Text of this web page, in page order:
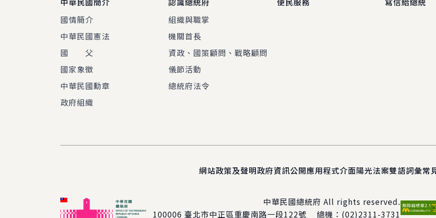
國情簡介
中華民國憲法
國 父
國家象徵
中華民國勳章
政府組織
組織與職掌
機關首長
資政、國策顧問、戰略顧問
儀節活動
總統府法令
網站政策及聲明政府資訊公開應用程式介面陽光法案雙語詞彙常
中華民國總統府 All rights reserved.
100006 臺北市中正區重慶南路一段122號 總機： (02)2311-3731